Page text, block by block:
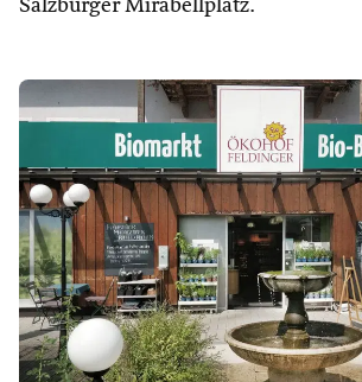
Salzburger Mirabellplatz.